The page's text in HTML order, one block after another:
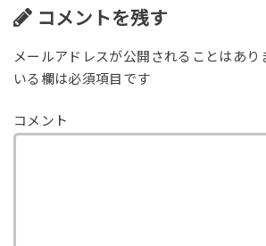
コメントを残す
メールアドレスが公開されることはあり
いる欄は必須項目です
コメント